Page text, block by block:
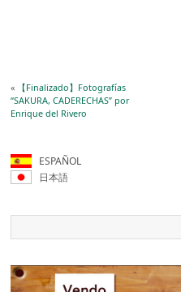
« 【Finalizado】Fotografías
“SAKURA, CADERECHAS” por
Enrique del Rivero
ESPAÑOL
日本語